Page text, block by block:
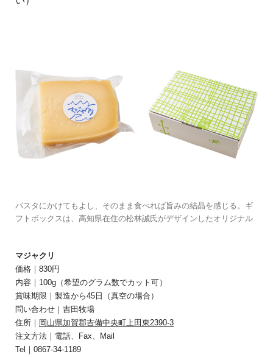
パスタにかけてもよし、そのまま食べれば旨みの結晶を感じる。ギ
フトボックスは、高知県在住の松林誠氏がデザインしたオリジナル
マジャクリ
価格｜830円
内容｜100g（希望のグラム数でカット可）
賞味期限｜製造から45日（真空の場合）
問い合わせ｜吉田牧場
住所｜ 岡山県加賀郡吉備中央町上田東2390-3
注文方法｜電話、Fax、Mail
Tel｜0867-34-1189